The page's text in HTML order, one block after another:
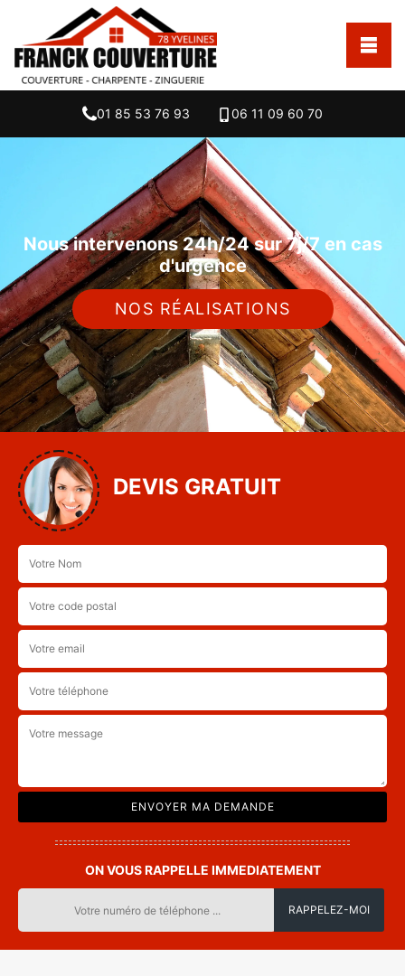
01 85 53 76 93 06 11 09 60 70
Nous intervenons 24h/24 sur 7j/7 en cas
d'urgence
NOS RÉALISATIONS
DEVIS GRATUIT
ON VOUS RAPPELLE IMMEDIATEMENT